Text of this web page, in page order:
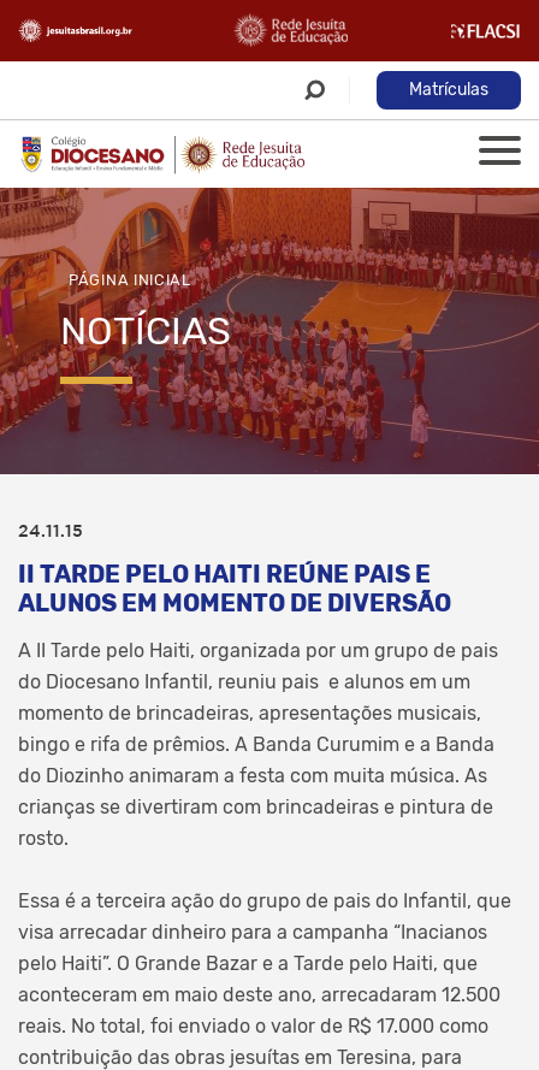
Matrículas
PÁGINA INICIAL
NOTÍCIAS
24.11.15
II TARDE PELO HAITI REÚNE PAIS E
ALUNOS EM MOMENTO DE DIVERSÃO
A II Tarde pelo Haiti, organizada por um grupo de pais
do Diocesano Infantil, reuniu pais e alunos em um
momento de brincadeiras, apresentações musicais,
bingo e rifa de prêmios. A Banda Curumim e a Banda
do Diozinho animaram a festa com muita música. As
crianças se divertiram com brincadeiras e pintura de
rosto.
Essa é a terceira ação do grupo de pais do Infantil, que
visa arrecadar dinheiro para a campanha “Inacianos
pelo Haiti”. O Grande Bazar e a Tarde pelo Haiti, que
aconteceram em maio deste ano, arrecadaram 12.500
reais. No total, foi enviado o valor de R$ 17.000 como
contribuição das obras jesuítas em Teresina, para